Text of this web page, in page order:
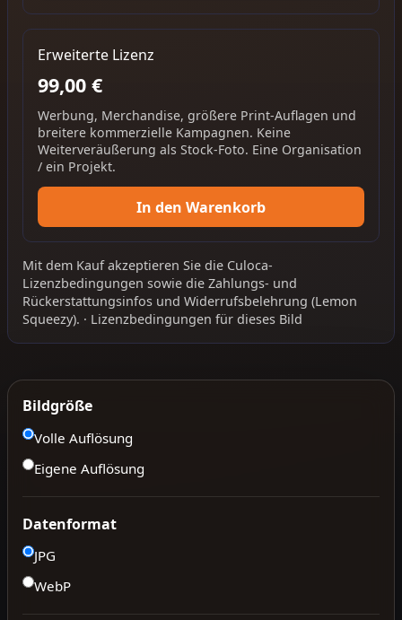
Erweiterte Lizenz
99,00 €
Werbung, Merchandise, größere Print-Auflagen und
breitere kommerzielle Kampagnen. Keine
Weiterveräußerung als Stock-Foto. Eine Organisation
/ ein Projekt.
In den Warenkorb
Mit dem Kauf akzeptieren Sie die Culoca-
Lizenzbedingungen sowie die Zahlungs- und
Rückerstattungsinfos und Widerrufsbelehrung (Lemon
Squeezy). · Lizenzbedingungen für dieses Bild
Bildgröße
Volle Auflösung
Eigene Auflösung
Datenformat
JPG
WebP